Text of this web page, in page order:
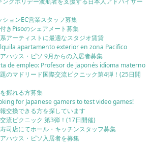
ションEC営業スタッフ募集
きPisoのシェアメート募集
アーティストに最適なスタジオ賃貸
apartamento exterior en zona Pacifico
ハウス・ピソ 9月からの入居者募集
de empleo: Profesor de japonés idioma materno
のマドリード国際交流ピクニック第4弾！(25日開
握れる方募集
for Japanese gamers to test video games!
交換できる方を探しています
流ピクニック 第3弾！(17日開催)
司店にてホール・キッチンスタッフ募集
ハウス・ピソ入居者を募集